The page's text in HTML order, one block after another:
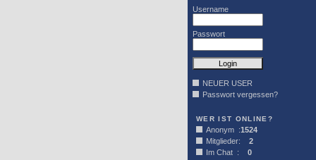
Username
Passwort
NEUER USER
Passwort vergessen?
WER IST ONLINE?
Anonym :1524
Mitglieder: 2
Im Chat : 0